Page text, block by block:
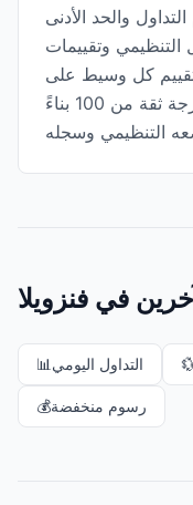
والحد الأدنى
التنظيمي وتقييمات
كل وسيط على
مقياس من 1 إلى 5 نجوم ويُمنح درجة ثقة من 100 بناءً
في فنزويلا
📊 التداول اليومي
💰رسوم منخفضة